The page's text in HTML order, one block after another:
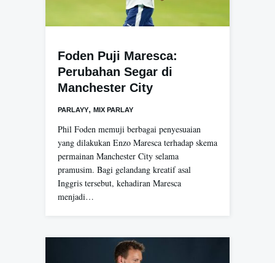
Foden Puji Maresca:
Perubahan Segar di
Manchester City
PARLAYY, MIX PARLAY
Phil Foden memuji berbagai penyesuaian
yang dilakukan Enzo Maresca terhadap skema
permainan Manchester City selama
pramusim. Bagi gelandang kreatif asal
Inggris tersebut, kehadiran Maresca
menjadi…